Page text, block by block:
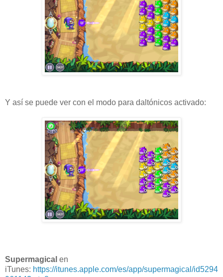
Y así se puede ver con el modo para daltónicos activado:
Supermagical en
iTunes: https://itunes.apple.com/es/app/supermagical/id5294